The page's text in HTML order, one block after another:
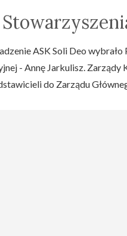
ASK Soli Deo
- Annę Jarkulisz.
do Zarządu